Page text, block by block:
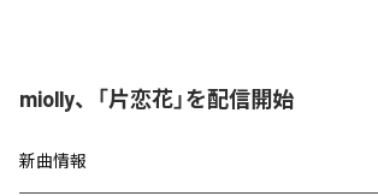
miolly、「片恋花」を配信開始
新曲情報